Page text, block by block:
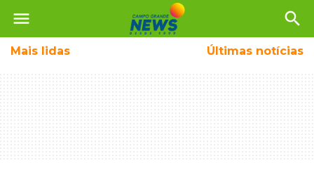
menu search
Mais lidas Últimas notícias